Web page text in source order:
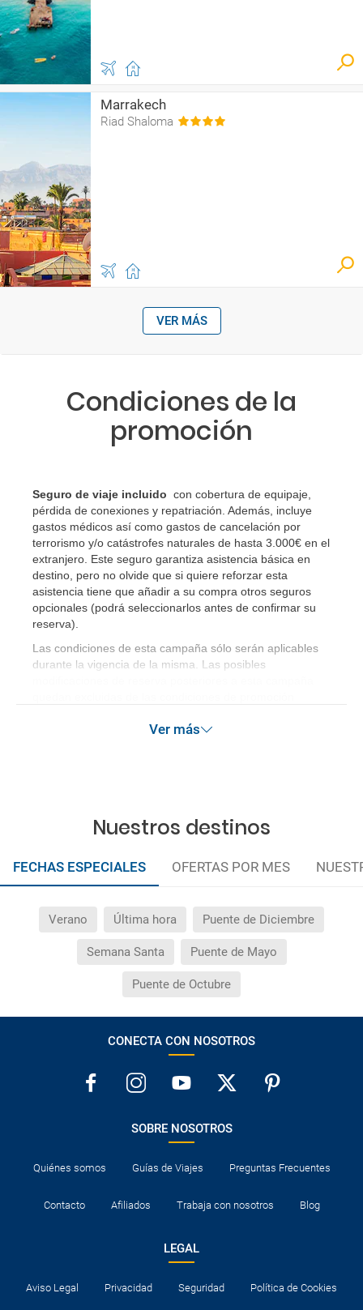
Marrakech
Riad Shaloma
VER MÁS
Condiciones de la
promoción
Seguro de viaje incluido con cobertura de equipaje,
pérdida de conexiones y repatriación. Además, incluye
gastos médicos así como gastos de cancelación por
terrorismo y/o catástrofes naturales de hasta 3.000€ en el
extranjero. Este seguro garantiza asistencia básica en
destino, pero no olvide que si quiere reforzar esta
asistencia tiene que añadir a su compra otros seguros
opcionales (podrá seleccionarlos antes de confirmar su
reserva)
Las condiciones de esta campaña sólo serán aplicables
durante la vigencia de la misma. Las posibles
Ver más
Nuestros destinos
FECHAS ESPECIALES OFERTAS POR MES
Verano Última hora Puente de Diciembre
Semana Santa Puente de Mayo
Puente de Octubre
CONECTA CON NOSOTROS
SOBRE NOSOTROS
Quiénes somos Guías de Viajes Preguntas Frecuentes
Contacto Afiliados Trabaja con nosotros Blog
LEGAL
Aviso Legal Privacidad Seguridad Política de Cookies